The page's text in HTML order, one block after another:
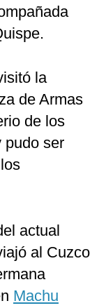
la
de Armas
de los
pudo ser
actual
al Cuzco
Machu